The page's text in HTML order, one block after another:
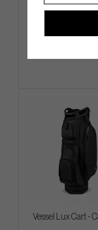
Vessel Lux Cart -